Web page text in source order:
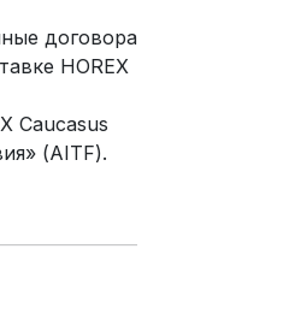
договора
HOREX
Caucasus
(AITF).